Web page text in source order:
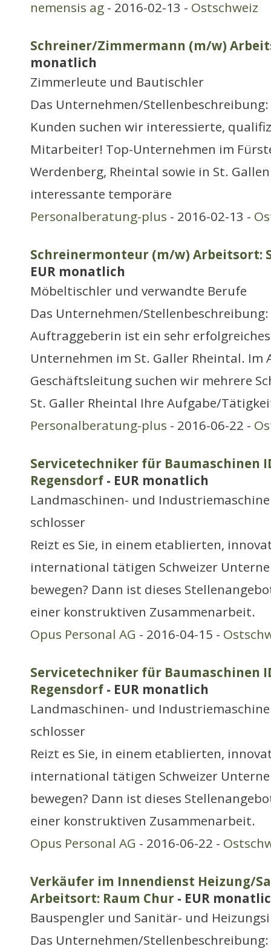
nemensis ag - 2016-02-13 - Ostschweiz
Schreiner/Zimmermann (m/w)
monatlich
Zimmerleute und Bautischler
Das Unternehmen/
Kunden suchen wir interessierte,
Mitarbeiter! Top-Unternehmen im
Werdenberg, Rheintal sowie in St.
interessante temporäre
Personalberatung-plus - 2016-02-13 -
Schreinermonteur (m/w) Arbeitsort:
EUR monatlich
Möbeltischler und verwandte Berufe
Das Unternehmen/Stellenbeschreibung:
Auftraggeberin ist ein sehr
Unternehmen im St. Galler Rheintal. Im
Geschäftsleitung suchen wir mehrere
St. Galler Rheintal Ihre Aufgabe/
Personalberatung-plus - 2016-06-22 -
Servicetechniker für Baumaschinen
Regensdorf - EUR monatlich
Landmaschinen- und
schlosser
Reizt es Sie, in einem etablierten,
international tätigen Schweizer
bewegen? Dann ist dieses
einer konstruktiven Zusammenarbeit.
Opus Personal AG - 2016-04-15 -
Servicetechniker für Baumaschinen
Regensdorf - EUR monatlich
Landmaschinen- und
schlosser
Reizt es Sie, in einem etablierten,
international tätigen Schweizer
bewegen? Dann ist dieses
einer konstruktiven Zusammenarbeit.
Opus Personal AG - 2016-06-22 -
Verkäufer im Innendienst Heizung/
Arbeitsort: Raum Chur - EUR
Bauspengler und Sanitär- und
Das Unternehmen/